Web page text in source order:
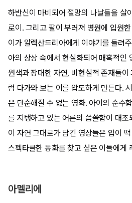
하반신이 마비되어 절망의 나날들을 살
로이. 그리고 팔이 부러져 병원에 입원
이가 알렉산드리아에게 이야기를 들려
아의 상상 속에서 현실화되어 매혹적인
원색과 장대한 자연, 비현실적 존재들이
럼 다가와 보는 이를 압도하게 만든다.
은 단순해질 수 없는 영화. 아이의 순수
를 지탱하고 있는 어른의 씁쓸함이 대
이 자연 그대로가 담긴 영상들은 입이
스펙타클한 동화를 찾고 싶은 이들에게
아멜리에